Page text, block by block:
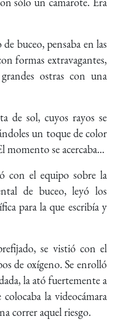
buceo, pensaba en las
formas extravagantes,
ostras con una
de sol, cuyos rayos se
un toque de color
se acercaba...
con el equipo sobre la
de buceo, leyó los
para la que escribía y
se vistió con el
de oxígeno. Se enrolló
la ató fuertemente a
la videocámara
correr aquel riesgo.